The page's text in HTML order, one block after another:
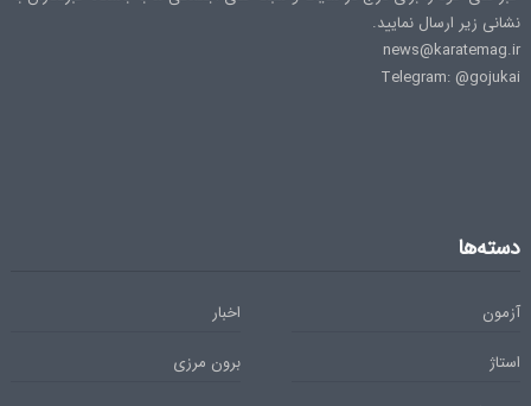
نشانی زیر ارسال نمایید.
news@karatemag.ir
Telegram: @gojukai
دسته‌ها
آزمون
اخبار
استاژ
برون مرزی